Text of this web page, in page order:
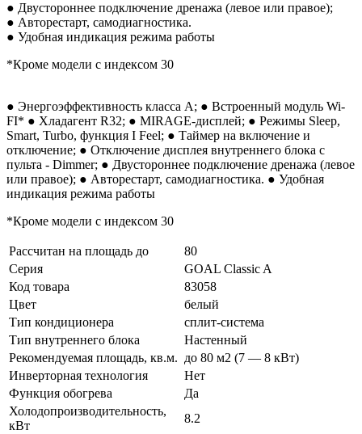
● Двустороннее подключение дренажа (левое или правое);
● Авторестарт, самодиагностика.
● Удобная индикация режима работы
*Кроме модели с индексом 30
● Энергоэффективность класса А; ● Встроенный модуль Wi-
FI* ● Хладагент R32; ● MIRAGE-дисплей; ● Режимы Sleep,
Smart, Turbo, функция I Feel; ● Таймер на включение и
отключение; ● Отключение дисплея внутреннего блока с
пульта - Dimmer; ● Двустороннее подключение дренажа (левое
или правое); ● Авторестарт, самодиагностика. ● Удобная
индикация режима работы
*Кроме модели с индексом 30
Рассчитан на площадь до
80
Серия
GOAL Classic A
Код товара
83058
Цвет
белый
Тип кондиционера
сплит-система
Тип внутреннего блока
Настенный
Рекомендуемая площадь, кв.м. до 80 м2 (7 — 8 кВт)
Инверторная технология
Нет
Функция обогрева
Да
Холодопроизводительность,
кВт
8.2